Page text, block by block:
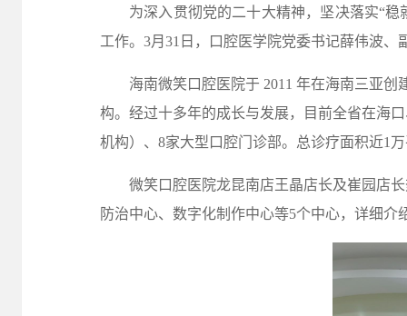
为深入贯彻党的二十大精神，坚决落实“稳
工作。 3月 31 日，口腔医学院党委书记薛伟波、
海南微笑口腔医院于 2011 年在海南三亚
构。经过十多年的成长与发展，目前全省在海
机构）、8家大型口腔门诊部。总诊疗面积近1
微笑口腔医院龙昆南店王晶店长及崔园店
防治中心、数字化制作中心等5个中心，详细